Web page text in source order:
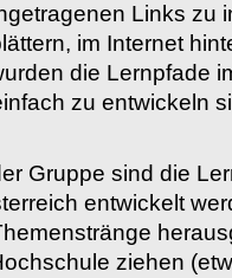
Links zu
im Internet
die Lernpfade
zu entwickeln
Gruppe sind die
entwickelt
ziehen